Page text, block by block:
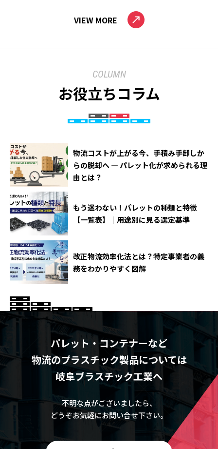
VIEW MORE
COLUMN
お役立ちコラム
物流コストが上がる今、手積み手卸しか
らの脱却へ ― パレット化が求められる理
由とは？
もう迷わない！パレットの種類と特徴
【一覧表】｜用途別に見る選定基準
改正物流効率化法とは？特定事業者の義
務をわかりやすく図解
パレット・コンテナーなど
物流のプラスチック製品については
岐阜プラスチック工業へ
不明な点がございましたら、
どうぞお気軽にお問い合せ下さい。